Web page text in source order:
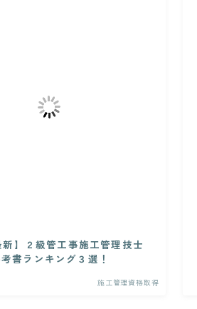
新】２級管工事施工管理技士
書ランキング３選！
施工管理資格取得